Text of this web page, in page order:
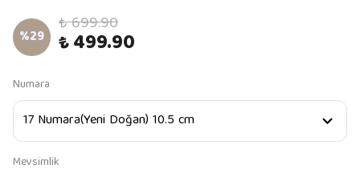
%29 ₺ 699.90
₺ 499.90
Numara
Mevsimlik